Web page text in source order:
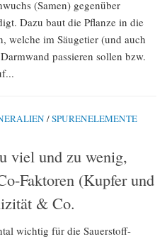
(Samen) gegenüber
Dazu baut die Pflanze in die
welche im Säugetier (und auch
passieren sollen bzw.
/SPURENELEMENTE
viel und zu wenig,
Faktoren (Kupfer und
& Co.
wichtig für die Sauerstoff-